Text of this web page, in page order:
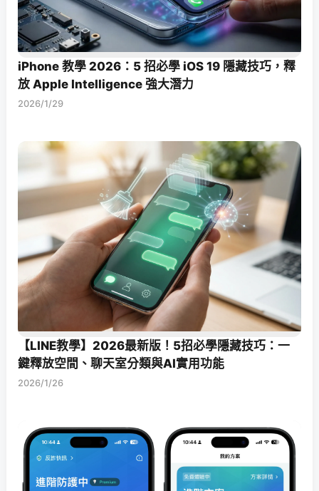
iPhone 教學 2026：5 招必學 iOS 19 隱藏技巧，釋
放 Apple Intelligence 強大潛力
2026/1/29
【LINE教學】2026最新版！5招必學隱藏技巧：一
鍵釋放空間、聊天室分類與AI實用功能
2026/1/26